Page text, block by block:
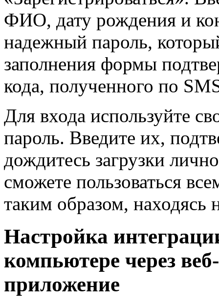
ФИО, дату рождения и
надежный пароль,
заполнения формы
кода, полученного по
Для входа используйте
пароль. Введите их,
дождитесь загрузки
сможете пользоваться
таким образом, находясь
Настройка
компьютере через
приложение